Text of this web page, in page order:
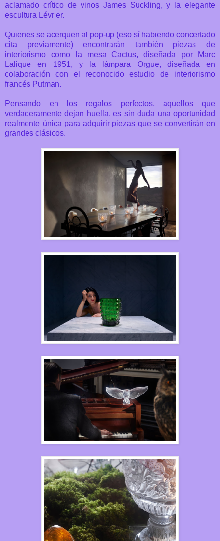
aclamado crítico de vinos James Suckling, y la elegante
escultura Lévrier.
Quienes se acerquen al pop-up (eso sí habiendo concertado
cita previamente) encontrarán también piezas de
interiorismo como la mesa Cactus, diseñada por Marc
Lalique en 1951, y la lámpara Orgue, diseñada en
colaboración con el reconocido estudio de interiorismo
francés Putman.
Pensando en los regalos perfectos, aquellos que
verdaderamente dejan huella, es sin duda una oportunidad
realmente única para adquirir piezas que se convertirán en
grandes clásicos.